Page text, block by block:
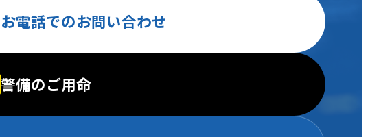
お電話でのお問い合わせ
警備のご用命